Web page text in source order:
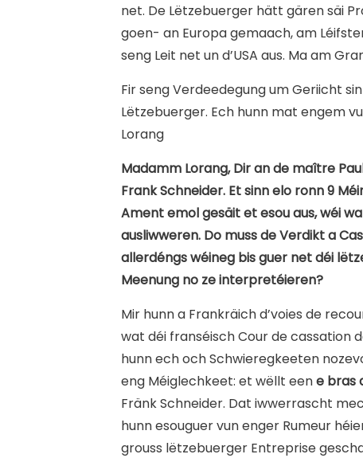
net. De Lëtzebuerger hätt gären säi
goen- an Europa gemaach, am
seng Leit net un d’USA aus. Ma am
Fir seng Verdeedegung um Geriicht
Lëtzebuerger. Ech hunn mat engem
Lorang
Madamm Lorang, Dir an de maître
Frank Schneider. Et sinn elo ronn 9
Ament emol gesäit et esou aus, wéi
ausliwweren. Do muss de Verdikt a
allerdéngs wéineg bis guer net déi
Meenung no ze interpretéieren?
Mir hunn a Frankräich d’voies de
wat déi franséisch Cour de cassation
hunn ech och Schwieregkeeten
eng Méiglechkeet: et wëllt eene bras
Fränk Schneider. Dat iwwerrascht
hunn esouguer vun enger Rumeur
grouss lëtzebuerger Entreprise